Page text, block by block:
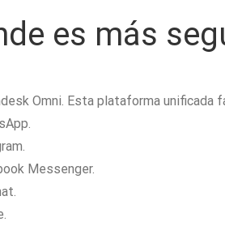
es más
Omni. Esta plataforma
Messenger.